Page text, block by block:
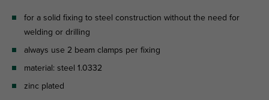
for a solid fixing to steel construction without the need for
welding or drilling
always use 2 beam clamps per fixing
material: steel 1.0332
zinc plated